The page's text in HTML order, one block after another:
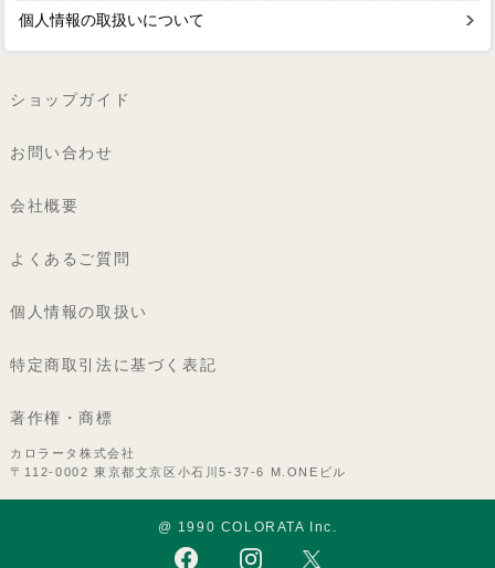
個人情報の取扱いについて
ショップガイド
お問い合わせ
会社概要
よくあるご質問
個人情報の取扱い
特定商取引法に基づく表記
著作権・商標
カロラータ株式会社
〒112-0002 東京都文京区小石川5-37-6 M.ONEビル
@ 1990 COLORATA Inc.